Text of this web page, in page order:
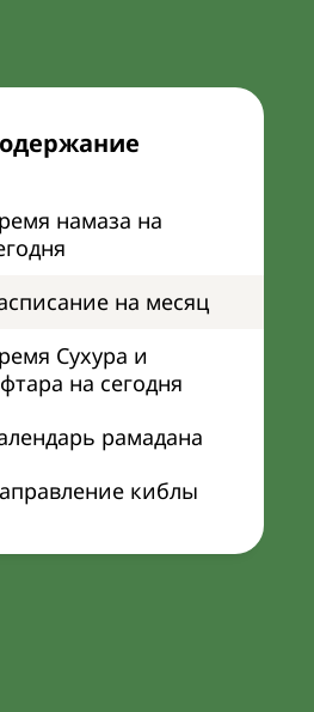
намаза на
на месяц
Сухура и
на сегодня
рамадана
киблы